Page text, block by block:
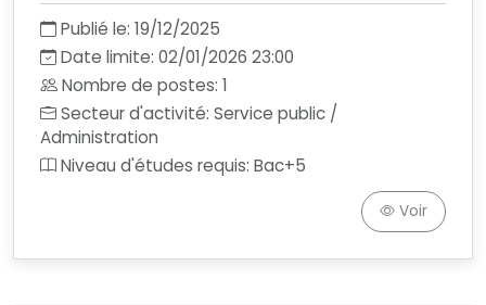
Publié le: 19/12/2025
Date limite: 02/01/2026 23:00
Nombre de postes: 1
Secteur d'activité: Service public /
Administration
Niveau d'études requis: Bac+5
Voir